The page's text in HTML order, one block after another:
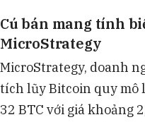
Cú bán mang tính
MicroStrategy
MicroStrategy, doanh
tích lũy Bitcoin quy mô
32 BTC với giá khoảng